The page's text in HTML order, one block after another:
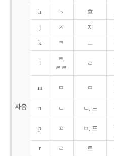
자음
h ㅎ 흐
j ㅈ 지
k ㅋ ㅡ
l
ㄹ,
ㄹㄹ
ㄹ
m ㅁ ㅁ
n ㄴ ㄴ, 느
p ㅍ ㅂ, 프
r ㄹ 르